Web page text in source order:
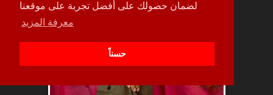
لضمان حصولك على أفضل تجربة على موقعنا
معرفة المزيد
حسناً